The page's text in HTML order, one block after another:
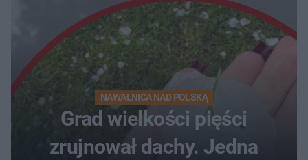
NAWAŁNICA NAD POLSKĄ
Grad wielkości pięści
zrujnował dachy. Jedna